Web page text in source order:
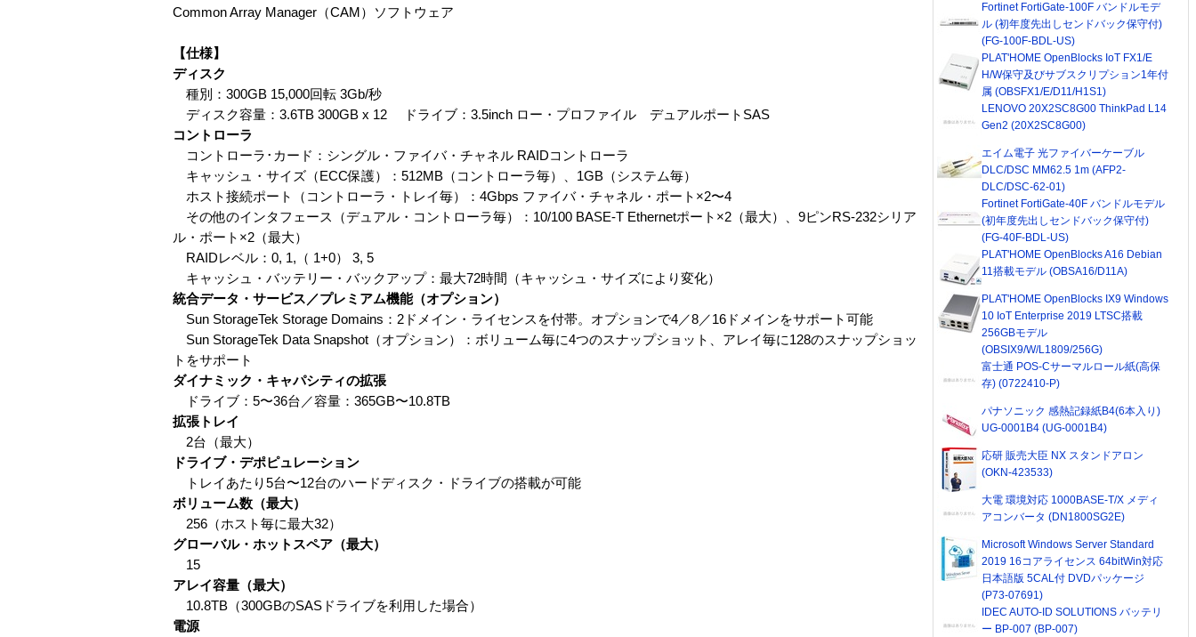
Common Array Manager（CAM）ソフトウェア
【仕様】
ディスク
種別：300GB 15,000回転 3Gb/秒
ディスク容量：3.6TB 300GB x 12 ドライブ：3.5inch ロー・プロファイル デュアルポートSAS
コントローラ
コントローラ･カード：シングル・ファイバ・チャネル RAIDコントローラ
キャッシュ・サイズ（ECC保護）：512MB（コントローラ毎）、1GB（システム毎）
ホスト接続ポート（コントローラ・トレイ毎）：4Gbps ファイバ・チャネル・ポート×2〜4
その他のインタフェース（デュアル・コントローラ毎）：10/100 BASE-T Ethernetポート×2（最大）、9ピンRS-232シリア
ル・ポート×2（最大）
RAIDレベル：0, 1,（ 1+0） 3, 5
キャッシュ・バッテリー・バックアップ：最大72時間（キャッシュ・サイズにより変化）
統合データ・サービス／プレミアム機能（オプション）
Sun StorageTek Storage Domains：2ドメイン・ライセンスを付帯。オプションで4／8／16ドメインをサポート可能
Sun StorageTek Data Snapshot（オプション）：ボリューム毎に4つのスナップショット、アレイ毎に128のスナップショッ
トをサポート
ダイナミック・キャパシティの拡張
ドライブ：5〜36台／容量：365GB〜10.8TB
拡張トレイ
2台（最大）
ドライブ・デポピュレーション
トレイあたり5台〜12台のハードディスク・ドライブの搭載が可能
ボリューム数（最大）
256（ホスト毎に最大32）
グローバル・ホットスペア（最大）
15
アレイ容量（最大）
10.8TB（300GBのSASドライブを利用した場合）
電源
Fortinet FortiGate-100F バンドルモデ
ル (初年度先出しセンドバック保守付)
(FG-100F-BDL-US)
PLAT'HOME OpenBlocks IoT FX1/E
H/W保守及びサブスクリプション1年付
属 (OBSFX1/E/D11/H1S1)
LENOVO 20X2SC8G00 ThinkPad L14
Gen2 (20X2SC8G00)
エイム電子 光ファイバーケーブル
DLC/DSC MM62.5 1m (AFP2-
DLC/DSC-62-01)
Fortinet FortiGate-40F バンドルモデル
(初年度先出しセンドバック保守付)
(FG-40F-BDL-US)
PLAT'HOME OpenBlocks A16 Debian
11搭載モデル (OBSA16/D11A)
PLAT'HOME OpenBlocks IX9 Windows
10 IoT Enterprise 2019 LTSC搭載
256GBモデル
(OBSIX9/W/L1809/256G)
富士通 POS-Cサーマルロール紙(高保
存) (0722410-P)
パナソニック 感熱記録紙B4(6本入り)
UG-0001B4 (UG-0001B4)
応研 販売大臣 NX スタンドアロン
(OKN-423533)
大電 環境対応 1000BASE-T/X メディ
アコンバータ (DN1800SG2E)
Microsoft Windows Server Standard
2019 16コアライセンス 64bitWin対応
日本語版 5CAL付 DVDパッケージ
(P73-07691)
IDEC AUTO-ID SOLUTIONS バッテリ
ー BP-007 (BP-007)